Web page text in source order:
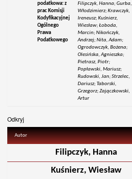
podatkowa: z
prac Komisji
Kodyfikacyjnej
Ogólnego
Prawa
Podatkowego
Filipczyk, Hanna; Gurba,
Włodzimierz; Krawczyk,
Ireneusz; Kuśnierz,
Wiesław; Łoboda,
Marcin; Nikończyk,
Andrzej; Nita, Adam;
Ogrodowczyk, Bożena;
Olesińska, Agnieszka;
Pietrasz, Piotr;
Popławski, Mariusz;
Rudowski, Jan; Strzelec,
Dariusz; Taborski,
Grzegorz; Zajączkowski,
Artur
Odkryj
Autor
Filipczyk, Hanna
Kuśnierz, Wiesław